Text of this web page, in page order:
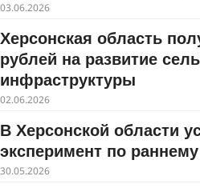
03.06.2026
Херсонская область
рублей на развитие
инфраструктуры
02.06.2026
В Херсонской области
эксперимент по
30.05.2026